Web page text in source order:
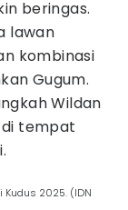
beringas.
lawan
kombinasi
Gugum.
Wildan
di tempat
Kudus 2025. (IDN